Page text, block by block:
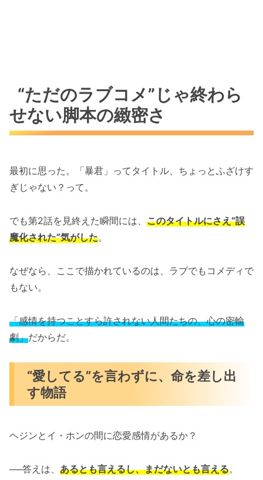
“ただのラブコメ”じゃ終わら
せない脚本の緻密さ
最初に思った。「暴君」ってタイトル、ちょっとふざけす
ぎじゃない？って。
でも第2話を見終えた瞬間には、 このタイトルにさえ“誤
魔化された”気がした。
なぜなら、ここで描かれているのは、ラブでもコメディで
もない。
「感情を持つことすら許されない人間たちの、心の密輸
劇」だからだ。
“愛してる”を言わずに、命を差し出
す物語
ヘジンとイ・ホンの間に恋愛感情があるか？
──答えは、 あるとも言えるし、まだないとも言える。